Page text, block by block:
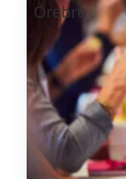
Örebro